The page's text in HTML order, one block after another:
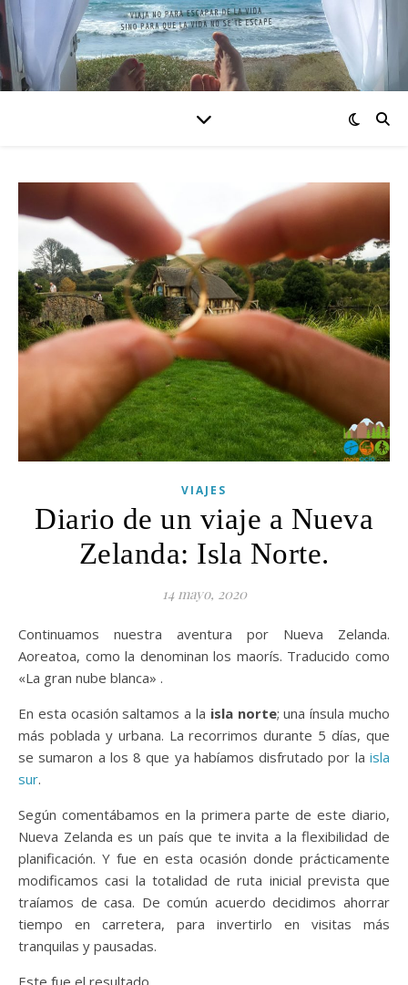
VIAJES
Diario de un viaje a Nueva
Zelanda: Isla Norte.
14 mayo, 2020
Continuamos nuestra aventura por Nueva Zelanda.
Aoreatoa, como la denominan los maorís. Traducido como
«La gran nube blanca» .
En esta ocasión saltamos a la isla norte; una ínsula mucho
más poblada y urbana. La recorrimos durante 5 días, que
se sumaron a los 8 que ya habíamos disfrutado por la isla
sur.
Según comentábamos en la primera parte de este diario,
Nueva Zelanda es un país que te invita a la flexibilidad de
planificación. Y fue en esta ocasión donde prácticamente
modificamos casi la totalidad de ruta inicial prevista que
traíamos de casa. De común acuerdo decidimos ahorrar
tiempo en carretera, para invertirlo en visitas más
tranquilas y pausadas.
Este fue el resultado.